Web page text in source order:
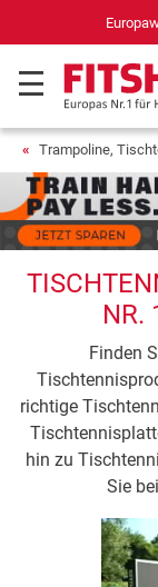
Trampoline,
NR.
Finden
richtige
hin zu
Sie